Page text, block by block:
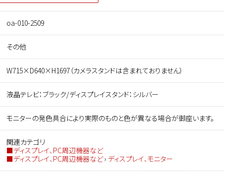
oa-010-2509
その他
W715×D640×H1697（カメラスタンドは含まれておりません）
液晶テレビ：ブラック/ディスプレイスタンド：シルバー
モニターの発色具合により実際のものと色が異なる場合が御座います。
関連カテゴリ
■ディスプレイ、PC周辺機器など
■ディスプレイ、PC周辺機器など› ディスプレイ、モニター